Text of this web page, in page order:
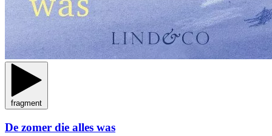
fragment
De zomer die alles was